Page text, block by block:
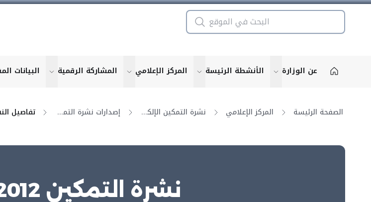
عن الوزارة show submenu for "More"
الأنشطة الرئيسة show submenu for "More"
المركز الإعلامي show submenu for "More"
المشاركة الرقمية for "More"
البيانات
الصفحة الرئيسة المركز الإعلامي نشرة التمكين الإلكترونية إصدارات نشرة التمكين تفاصيل
نشرة التمكين 2012- الإصدار 6